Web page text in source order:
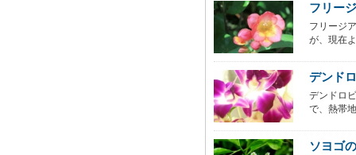
フリー
フリージ
が、現在
デンド
デンドロ
で、熱帯
ソヨゴ